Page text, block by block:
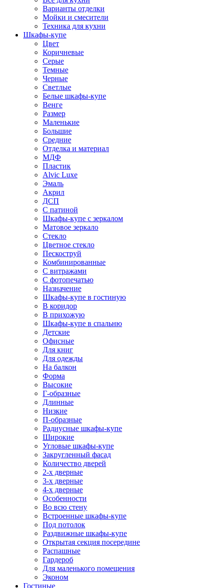
Варианты отделки
Мойки и смесители
Техника для кухни
Шкафы-купе
Цвет
Коричневые
Серые
Темные
Черные
Светлые
Белые шкафы-купе
Венге
Размер
Маленькие
Большие
Средние
Отделка и материал
МДФ
Пластик
Alvic Luxe
Эмаль
Акрил
ДСП
С патиной
Шкафы-купе с зеркалом
Матовое зеркало
Стекло
Цветное стекло
Пескоструй
Комбинированные
С витражами
С фотопечатью
Назначение
Шкафы-купе в гостиную
В коридор
В прихожую
Шкафы-купе в спальню
Детские
Офисные
Для книг
Для одежды
На балкон
Форма
Высокие
Г-образные
Длинные
Низкие
П-образные
Радиусные шкафы-купе
Широкие
Угловые шкафы-купе
Закругленный фасад
Количество дверей
2-х дверные
3-х дверные
4-х дверные
Особенности
Во всю стену
Встроенные шкафы-купе
Под потолок
Раздвижные шкафы-купе
Открытая секция посередине
Распашные
Гардероб
Для маленького помещения
Эконом
Гостиные